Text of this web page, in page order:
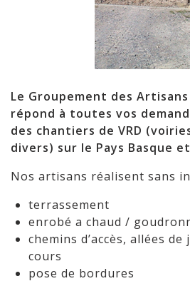
Le Groupement des
répond à toutes vos
des chantiers de VRD
divers) sur le Pays Basque
Nos artisans réalisent sans
terrassement
enrobé a chaud /
chemins d’accès, allées
cours
pose de bordures